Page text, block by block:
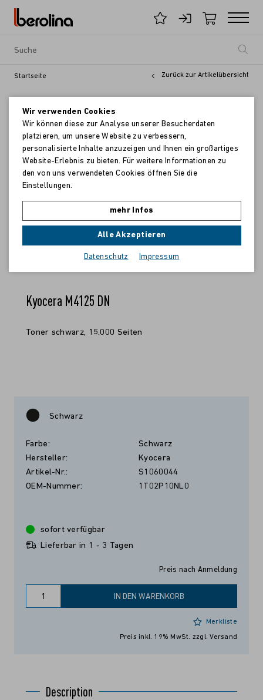
Startseite Zurück zur Artikelübersicht
Kyocera M4125 DN
Toner schwarz, 15.000 Seiten
Schwarz
Farbe:
Schwarz
Hersteller:
Kyocera
Artikel-Nr.:
S1060044
OEM-Nummer:
1T02P10NL0
Preis nach Anmeldung
sofort verfügbar
Lieferbar in 1 - 3 Tagen
IN DEN WARENKORB
Merkliste
Preis inkl. 19% MwSt. zzgl. Versand
Description
Wir verwenden Cookies
Wir können diese zur Analyse unserer Besucherdaten
platzieren, um unsere Website zu verbessern,
personalisierte Inhalte anzuzeigen und Ihnen ein großartiges
Website-Erlebnis zu bieten. Für weitere Informationen zu
den von uns verwendeten Cookies öffnen Sie die
Einstellungen.
mehr Infos
Alle Akzeptieren
Datenschutz Impressum